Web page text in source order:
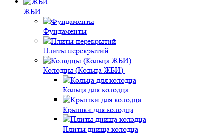
ЖБИ
Фундаменты
Плиты перекрытий
Колодцы (Кольца ЖБИ)
Кольца для колодца
Крышки для колодца
Плиты днища колодца